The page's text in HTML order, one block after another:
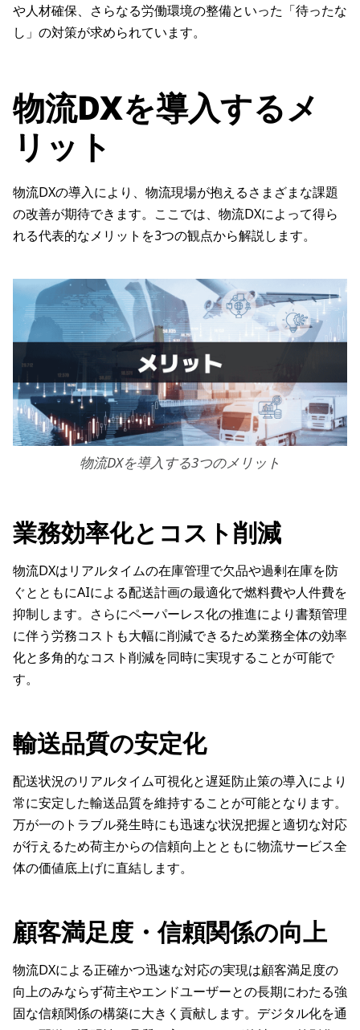
や人材確保、さらなる労働環境の整備といった「待ったな
し」の対策が求められています。
物流DXを導入するメ
リット
物流DXの導入により、物流現場が抱えるさまざまな課題
の改善が期待できます。ここでは、物流DXによって得ら
れる代表的なメリットを3つの観点から解説します。
物流DXを導入する3つのメリット
業務効率化とコスト削減
物流DXはリアルタイムの在庫管理で欠品や過剰在庫を防
ぐとともにAIによる配送計画の最適化で燃料費や人件費を
抑制します。さらにペーパーレス化の推進により書類管理
に伴う労務コストも大幅に削減できるため業務全体の効率
化と多角的なコスト削減を同時に実現することが可能で
す。
輸送品質の安定化
配送状況のリアルタイム可視化と遅延防止策の導入により
常に安定した輸送品質を維持することが可能となります。
万が一のトラブル発生時にも迅速な状況把握と適切な対応
が行えるため荷主からの信頼向上とともに物流サービス全
体の価値底上げに直結します。
顧客満足度・信頼関係の向上
物流DXによる正確かつ迅速な対応の実現は顧客満足度の
向上のみならず荷主やエンドユーザーとの長期にわたる強
固な信頼関係の構築に大きく貢献します。デジタル化を通